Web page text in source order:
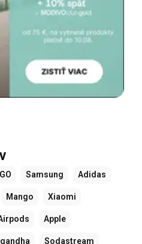
Samsung Adidas
Mango Xiaomi
Apple
Sodastream